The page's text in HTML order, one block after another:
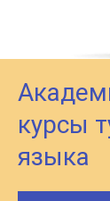
курсы
языка